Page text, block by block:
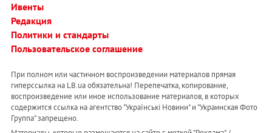
Ивенты
Редакция
Политики и стандарты
Пользовательское соглашение
При полном или частичном воспроизведении материалов прямая
гиперссылка на LB.ua обязательна! Перепечатка, копирование,
воспроизведение или иное использование материалов, в которых
содержится ссылка на агентство "Українськi Новини" и "Украинская Фото
Группа" запрещено.